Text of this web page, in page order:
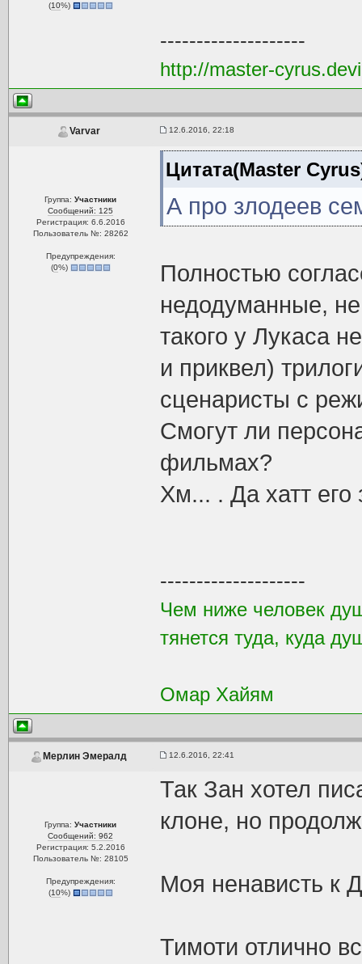
(10%)
--------------------
http://master-
Varvar 12.6.2016, 22:18
Группа:Участники
Сообщений: 125
Регистрация: 6.6.2016
Пользователь №: 28262
Предупреждения:
(0%)
Цитата(Master
А про злодеев
Полностью
недодуманные,
такого у Лукаса
и приквел)
сценаристы с
Смогут ли
фильмах?
Хм... . Да хатт его
--------------------
Чем ниже человек
тянется туда, куда
Омар Хайям
Мерлин Эмералд 12.6.2016, 22:41
Группа:Участники
Сообщений: 962
Регистрация: 5.2.2016
Пользователь №: 28105
Предупреждения:
(10%)
Так Зан хотел
клоне, но
Моя ненависть к
Тимоти отлично